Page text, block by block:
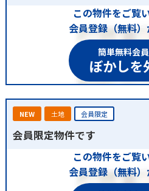
この物件をご覧
会員登録（無料）
簡単無料会
ぼかしを
NEW 土地 会員限定
会員限定物件です
この物件をご覧
会員登録（無料）